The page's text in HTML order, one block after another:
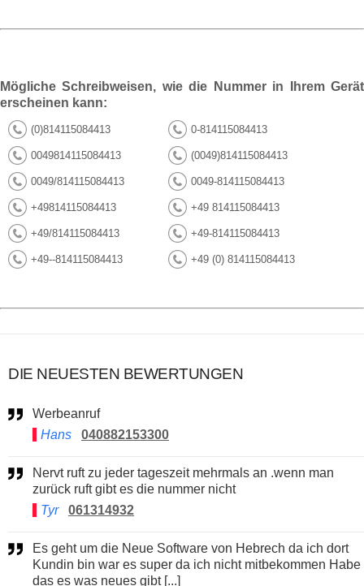
Mögliche Schreibweisen, wie die Nummer in Ihrem Gerät
erscheinen kann:
(0)814115084413 0-814115084413
0049814115084413 (0049)814115084413
0049/814115084413 0049-814115084413
+49814115084413 +49 814115084413
+49/814115084413 +49-814115084413
+49--814115084413 +49 (0) 814115084413
DIE NEUESTEN BEWERTUNGEN
Werbeanruf
Hans
040882153300
Nervt ruft zu jeder tageszeit mehrmals an .wenn man
zurück ruft gibt es die nummer nicht
Tyr
061314932
Es geht um die Neue Software von Hebrech da ich dort
Kundin bin war es super da ich nicht mitbekommen Habe
das es was neues gibt [...]